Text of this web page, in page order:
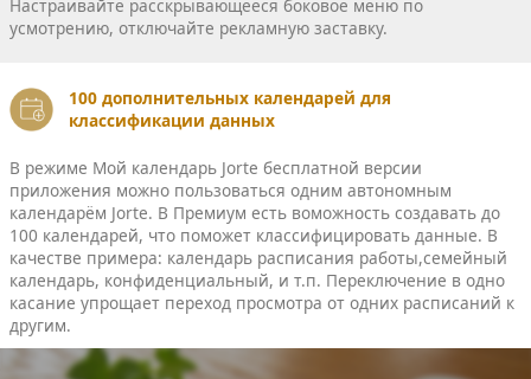
Настраивайте расскрывающееся боковое меню по
усмотрению, отключайте рекламную заставку.
100 дополнительных календарей для
классификации данных
В режиме Мой календарь Jorte бесплатной версии
приложения можно пользоваться одним автономным
календарём Jorte. В Премиум есть воможность создавать до
100 календарей, что поможет классифицировать данные. В
качестве примера: календарь расписания работы,семейный
календарь, конфиденциальный, и т.п. Переключение в одно
касание упрощает переход просмотра от одних расписаний к
другим.